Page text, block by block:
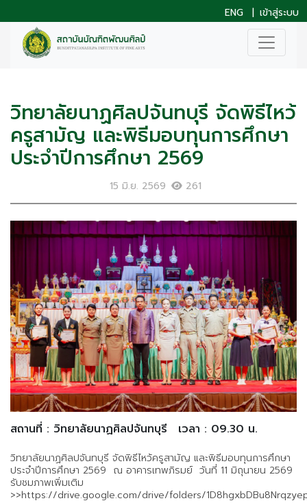
ENG | เข้าสู่ระบบ
วิทยาลัยนาฏศิลปจันทบุรี จัดพิธีไหว้
ครูสามัญ และพิธีมอบทุนการศึกษา
ประจำปีการศึกษา 2569
15 มิ.ย. 2569 261
สถานที่ : วิทยาลัยนาฏศิลปจันทบุรี เวลา : 09.30 น.
วิทยาลัยนาฏศิลปจันทบุรี จัดพิธีไหว้ครูสามัญ และพิธีมอบทุนการศึกษา
ประจำปีการศึกษา 2569 ณ อาคารเทพภิรมย์ วันที่ 11 มิถุนายน 2569
รับชมภาพเพิ่มเติม
>>https://drive.google.com/drive/folders/